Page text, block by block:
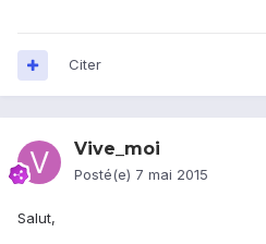
Citer
Vive_moi
Posté(e) 7 mai 2015
Salut,